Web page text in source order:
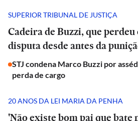
SUPERIOR TRIBUNAL DE JUSTIÇA
Cadeira de Buzzi, que
disputa desde antes da
STJ condena Marco Buzzi por
perda de cargo
20 ANOS DA LEI MARIA DA PENHA
'Não existe bom pai que bate